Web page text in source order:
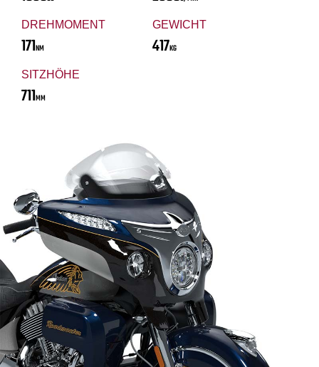
DREHMOMENT
171NM
GEWICHT
417KG
SITZHÖHE
711MM